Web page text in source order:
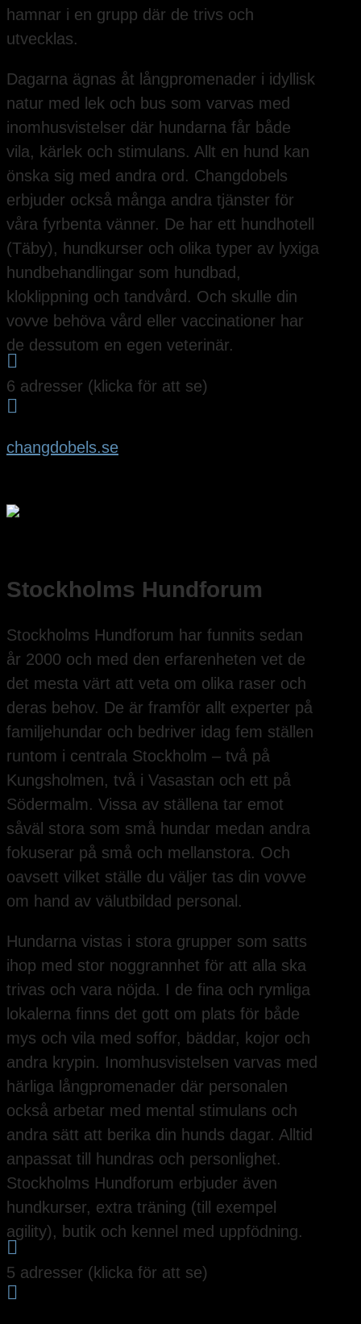
hamnar i en grupp där de trivs och
utvecklas.
Dagarna ägnas åt långpromenader i idyllisk
natur med lek och bus som varvas med
inomhusvistelser där hundarna får både
vila, kärlek och stimulans. Allt en hund kan
önska sig med andra ord. Changdobels
erbjuder också många andra tjänster för
våra fyrbenta vänner. De har ett hundhotell
(Täby), hundkurser och olika typer av lyxiga
hundbehandlingar som hundbad,
kloklippning och tandvård. Och skulle din
vovve behöva vård eller vaccinationer har
de dessutom en egen veterinär.

6 adresser (klicka för att se)

changdobels.se
Stockholms Hundforum
Stockholms Hundforum har funnits sedan
år 2000 och med den erfarenheten vet de
det mesta värt att veta om olika raser och
deras behov. De är framför allt experter på
familjehundar och bedriver idag fem ställen
runtom i centrala Stockholm – två på
Kungsholmen, två i Vasastan och ett på
Södermalm. Vissa av ställena tar emot
såväl stora som små hundar medan andra
fokuserar på små och mellanstora. Och
oavsett vilket ställe du väljer tas din vovve
om hand av välutbildad personal.
Hundarna vistas i stora grupper som satts
ihop med stor noggrannhet för att alla ska
trivas och vara nöjda. I de fina och rymliga
lokalerna finns det gott om plats för både
mys och vila med soffor, bäddar, kojor och
andra krypin. Inomhusvistelsen varvas med
härliga långpromenader där personalen
också arbetar med mental stimulans och
andra sätt att berika din hunds dagar. Alltid
anpassat till hundras och personlighet.
Stockholms Hundforum erbjuder även
hundkurser, extra träning (till exempel
agility), butik och kennel med uppfödning.

5 adresser (klicka för att se)
